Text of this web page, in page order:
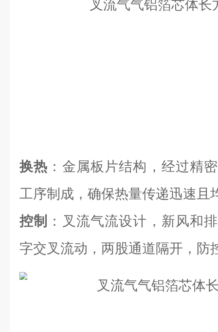
换热 ：金属板片结构，经过精
工序制成，确保热量传递迅速且
控制
：叉流气流设计，新风和
字交叉流动，两股通道隔开，防